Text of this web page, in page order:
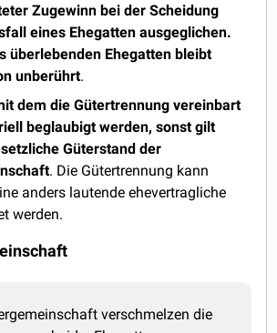
Zugewinn bei der Scheidung
eines Ehegatten ausgeglichen.
überlebenden Ehegatten bleibt
unberührt.
dem die Gütertrennung vereinbart
beglaubigt werden, sonst gilt
Güterstand der
. Die Gütertrennung kann
anders lautende ehevertragliche
werden.
verschmelzen die